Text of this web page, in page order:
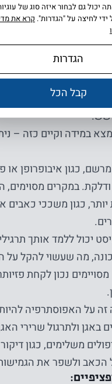
בעיקר בתוצאות האבחון
לכאב האגן בהליכה.
הפגוע יכולה לסייע
מפעילויות מאומצות
במידה וקיים כזה –
כגון איבופרופן או
במקרים מסוימים,
כגון משככי כאבים
יכול ללמד אותך
מה שעשוי להקל
נכון לקחת
על האפוסתרפיה להיות
באגן ולתרגול שרירי
משלימים, כגון דיקור
הכאב ולשפר את
יכול גם לבחור איזה סוג של
לחיצה על "הגדרות". קרא את
הגדרות
קבל הכל